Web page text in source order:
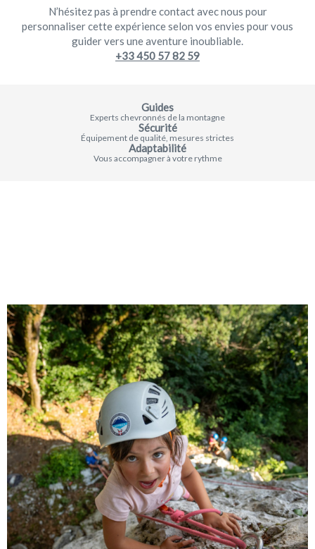
N’hésitez pas à prendre contact avec nous pour
personnaliser cette expérience selon vos envies pour vous
guider vers une aventure inoubliable.
+33 450 57 82 59
Guides
Experts chevronnés de la montagne
Sécurité
Équipement de qualité, mesures strictes
Adaptabilité
Vous accompagner à votre rythme